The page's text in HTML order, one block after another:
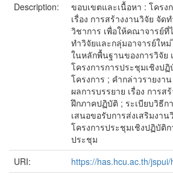
Description:
ขอบเขตและเนื้อหา : โครง
เรื่อง การสร้างงานวิจัย จั
วิชาการ เพื่อให้คณาจารย์
ทำวิจัยและกลุ่มอาจารย์ให
ในหลักพื้นฐานของการวิจัย
โครงการการประชุมเชิงป
โครงการ ; คำกล่าวรายงา
ผลการบรรยาย เรื่อง การส
ฝึกภาคปฏิบัติ ; ระเบียบวิธี
เสนอขอรับการส่งเสริมงา
โครงการประชุมเชิงปฏิบัติ
ประชุม
URI:
https://has.hcu.ac.th/